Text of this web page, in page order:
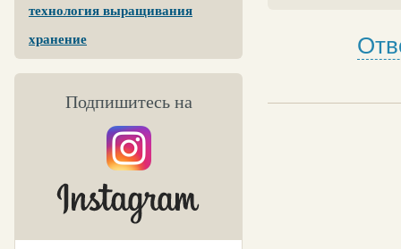
технология выращивания
хранение
Подпишитесь на